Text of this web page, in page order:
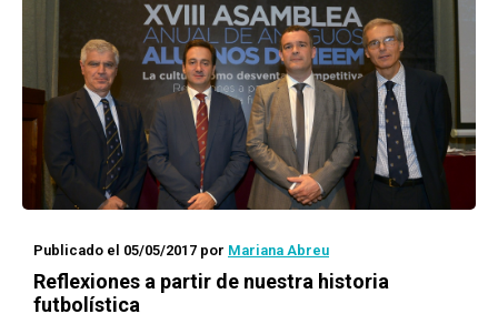
Publicado el 05/05/2017 por Mariana Abreu
Reflexiones a partir de nuestra historia
futbolística